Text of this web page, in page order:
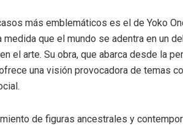
más emblemáticos es el de Yoko
medida que el mundo se adentra en un
el arte. Su obra, que abarca desde la
una visión provocadora de temas
de figuras ancestrales y